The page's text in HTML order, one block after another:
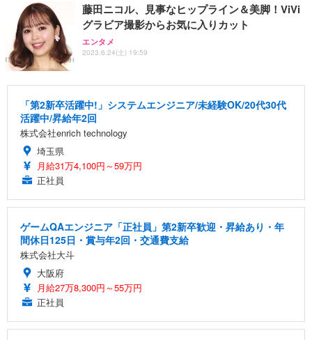
藤田ニコル、見事なヒップライン＆美脚！ViVi
グラビア撮影からお気に入りカット
エンタメ
2023.6.24(土) 19:59
「第2新卒活躍中!」システムエンジニア/未経験OK/20代30代
活躍中/昇給年2回
株式会社enrich technology
埼玉県
月給31万4,100円～59万円
正社員
ゲームQAエンジニア「正社員」第2新卒歓迎・昇給あり・年
間休日125日・賞与年2回・交通費支給
株式会社大斗
大阪府
月給27万8,300円～55万円
正社員